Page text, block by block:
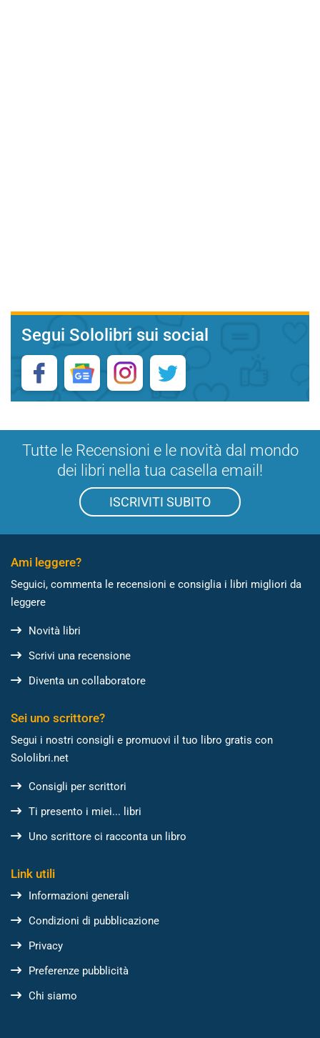
Segui Sololibri sui social
Tutte le Recensioni e le novità dal mondo
dei libri nella tua casella email!
ISCRIVITI SUBITO
Ami leggere?
Seguici, commenta le recensioni e consiglia i libri migliori da
leggere
Novità libri
Scrivi una recensione
Diventa un collaboratore
Sei uno scrittore?
Segui i nostri consigli e promuovi il tuo libro gratis con
Sololibri.net
Consigli per scrittori
Ti presento i miei... libri
Uno scrittore ci racconta un libro
Link utili
Informazioni generali
Condizioni di pubblicazione
Privacy
Preferenze pubblicità
Chi siamo